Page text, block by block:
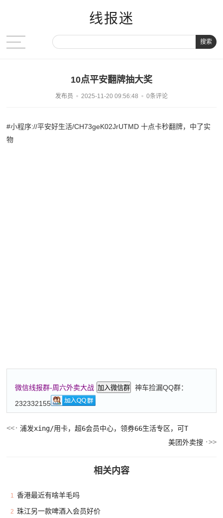
线报迷
搜索
10点平安翻牌抽大奖
发布员 2025-11-20 09:56:48 0条评论
#小程序://平安好生活/CH73geK02JrUTMD 十点卡秒翻牌，中了实
物
微信线报群-周六外卖大战 加入微信群
神车捡漏QQ群：
232332155
浦发xing/用卡，超6会员中心，领券66生活专区，可T
美团外卖搜
相关内容
1 香港最近有啥羊毛吗
2 珠江另一款啤酒入会员好价